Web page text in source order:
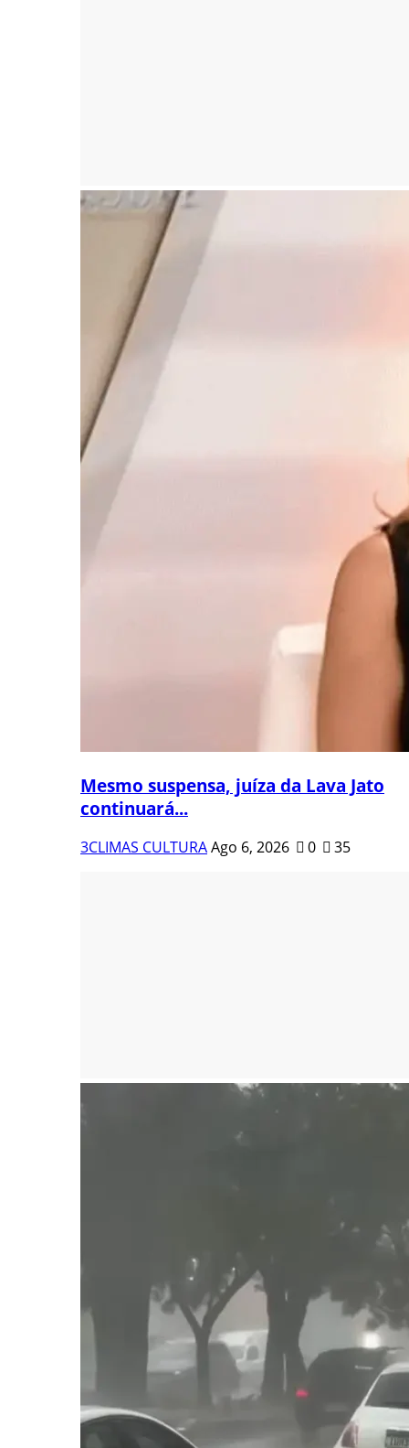
Mesmo suspensa, juíza da Lava Jato
continuará...
3CLIMAS CULTURAAgo 6, 2026 0 35